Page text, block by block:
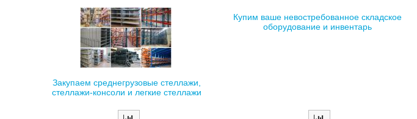
Закупаем среднегрузовые стеллажи,
стеллажи-консоли и легкие стеллажи
Купим ваше невостребованное складское
оборудование и инвентарь